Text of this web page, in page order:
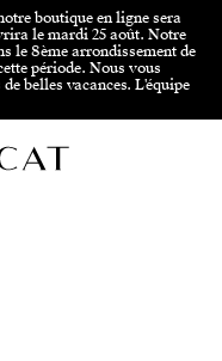
principal Aller
boutique en ligne sera
le mardi 25 août. Notre
le 8ème arrondissement de
période. Nous vous
belles vacances. L'équipe